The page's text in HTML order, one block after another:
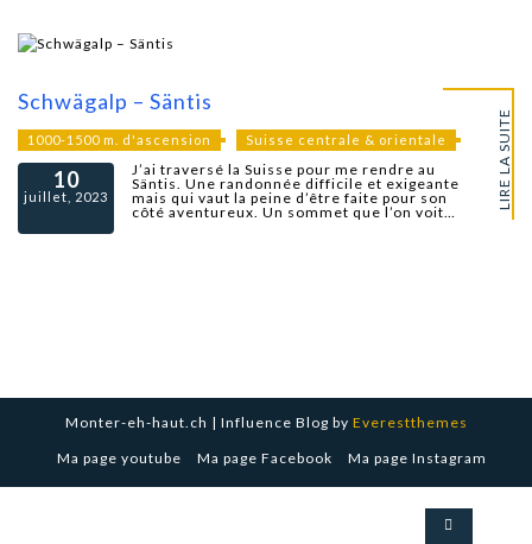
Schwägalp – Säntis
1000-1500 m. d'ascension Suisse centrale & orientale
10
juillet, 2023
J’ai traversé la Suisse pour me rendre au
Säntis. Une randonnée difficile et exigeante
mais qui vaut la peine d’être faite pour son
côté aventureux. Un sommet que l’on voit…
LIRE LA SUITE
Monter-eh-haut.ch | Influence Blog by Everestthemes
Ma page youtube
Ma page Facebook Ma page Instagram